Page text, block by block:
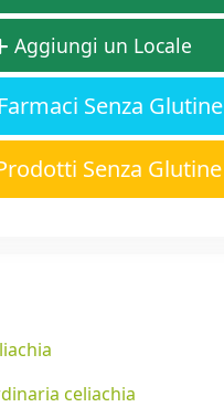
Aggiungi un Locale
Farmaci Senza Glutine
Senza Glutine
celiachia